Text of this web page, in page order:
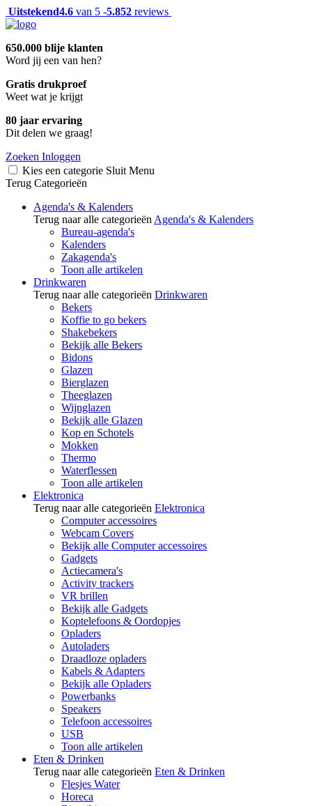
Uitstekend4.6 van 5 -5.852 reviews
650.000 blije klanten
Word jij een van hen?
Gratis drukproef
Weet wat je krijgt
80 jaar ervaring
Dit delen we graag!
Zoeken Inloggen
Kies een categorie Sluit Menu
Terug Categorieën
Agenda's & Kalenders
Terug naar alle categorieën Agenda's & Kalenders
Bureau-agenda's
Kalenders
Zakagenda's
Toon alle artikelen
Drinkwaren
Terug naar alle categorieën Drinkwaren
Bekers
Koffie to go bekers
Shakebekers
Bekijk alle Bekers
Bidons
Glazen
Bierglazen
Theeglazen
Wijnglazen
Bekijk alle Glazen
Kop en Schotels
Mokken
Thermo
Waterflessen
Toon alle artikelen
Elektronica
Terug naar alle categorieën Elektronica
Computer accessoires
Webcam Covers
Bekijk alle Computer accessoires
Gadgets
Actiecamera's
Activity trackers
VR brillen
Bekijk alle Gadgets
Koptelefoons & Oordopjes
Opladers
Autoladers
Draadloze opladers
Kabels & Adapters
Bekijk alle Opladers
Powerbanks
Speakers
Telefoon accessoires
USB
Toon alle artikelen
Eten & Drinken
Terug naar alle categorieën Eten & Drinken
Flesjes Water
Horeca